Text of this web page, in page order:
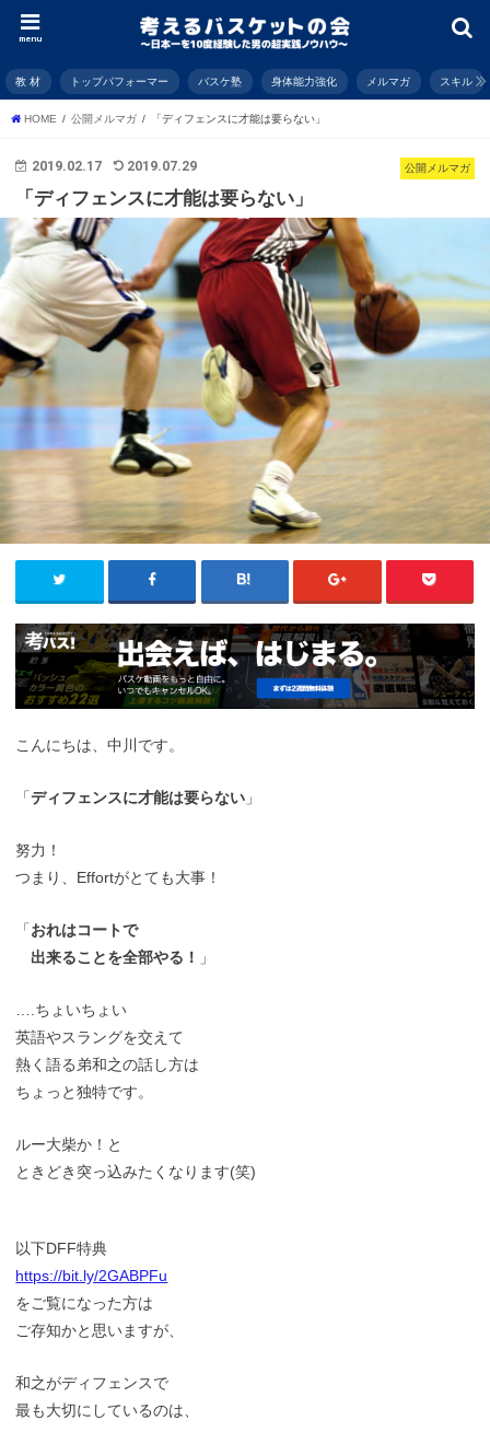
menu
教 材 トップパフォーマー バスケ塾 身体能力強化 メルマガ スキル
HOME 公開メルマガ 「ディフェンスに才能は要らない」
公開メルマガ
2019.02.17 2019.07.29
「ディフェンスに才能は要らない」
こんにちは、中川です。
「ディフェンスに才能は要らない 」
努力！
つまり、Effortがとても大事！
「おれはコートで
出来ることを全部やる！
」
….ちょいちょい
英語やスラングを交えて
熱く語る弟和之の話し方は
ちょっと独特です。
ルー大柴か！と
ときどき突っ込みたくなります(笑)
以下DFF特典
https://bit.ly/2GABPFu
をご覧になった方は
ご存知かと思いますが、
和之がディフェンスで
最も大切にしているのは、